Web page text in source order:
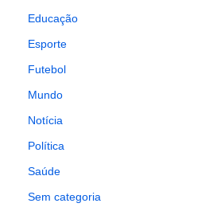
Educação
Esporte
Futebol
Mundo
Notícia
Política
Saúde
Sem categoria